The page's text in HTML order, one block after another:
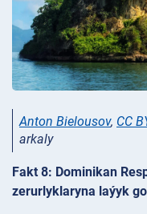
Anton Bielousov, CC
arkaly
Fakt 8: Dominikan
zerurlyklaryna laýyk